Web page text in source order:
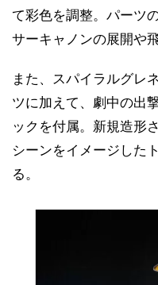
て彩色を調整。パーツ
サーキャノンの展開や
また、スパイラルグレ
ツに加えて、劇中の出
ックを付属。新規造形
シーンをイメージした
る。